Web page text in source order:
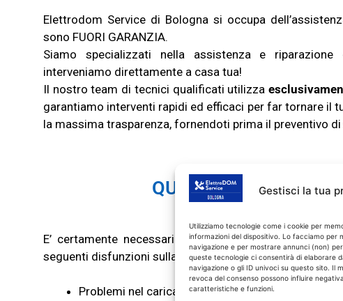
Gestisci la tua
Utilizziamo tecnologie come i cookie per
informazioni del dispositivo. Lo facciamo per
navigazione e per mostrare annunci (non)
queste tecnologie ci consentirà di elaborare
navigazione o gli ID univoci su questo sito. Il
revoca del consenso possono influire
caratteristiche e funzioni.
Elettrodom Service di Bologna si occupa dell’assisten
sono FUORI GARANZIA.
Siamo specializzati nella assistenza e
interveniamo direttamente a casa tua!
Il nostro team di tecnici qualifcati utilizza
garantiamo interventi rapidi ed efficaci per far tornare il
la massima trasparenza, fornendoti prima il preventivo di
QUANDO CHIAMARE
LAVASTOVIGLIE
E’ certamente necessario chiamare l’assistenza
seguenti disfunzioni sulla tua lavastoviglie:
Problemi nel carica mento dell’acqua